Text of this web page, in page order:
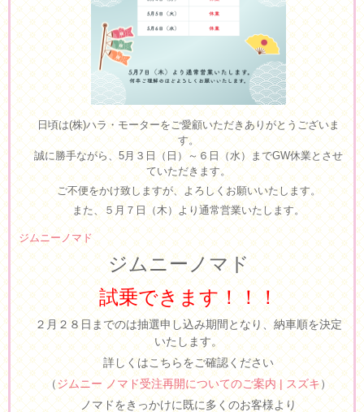
日頃は(株)ハラ・モーターをご愛顧いただきありがとうございま
す。
誠に勝手ながら、5月３日（日）～６日（水）までGW休業とさせ
ていただきます。
ご不便をかけ致しますが、よろしくお願いいたします。
また、５月７日（木）より通常営業いたします。
ジムニーノマド
ジムニーノマド
試乗できます！！！
２月２８日までのは抽選申し込み期間となり、納車順を決定
いたします。
詳しくはこちらをご確認ください
（ジムニー ノマド受注再開についてのご案内 | スズキ）
ノマドをきっかけに既に多くのお客様より